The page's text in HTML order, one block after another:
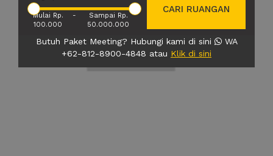
Mulai Rp.
100.000
-
Sampai Rp.
50.000.000
CARI RUANGAN
Butuh Paket Meeting? Hubungi kami di sini
WA
+62-812-8900-4848 atau Klik di sini